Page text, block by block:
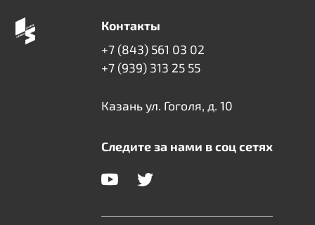
Контакты
+7 (843) 561 03 02
+7 (939) 313 25 55
Казань ул. Гоголя, д. 10
Следите за нами в соц сетях